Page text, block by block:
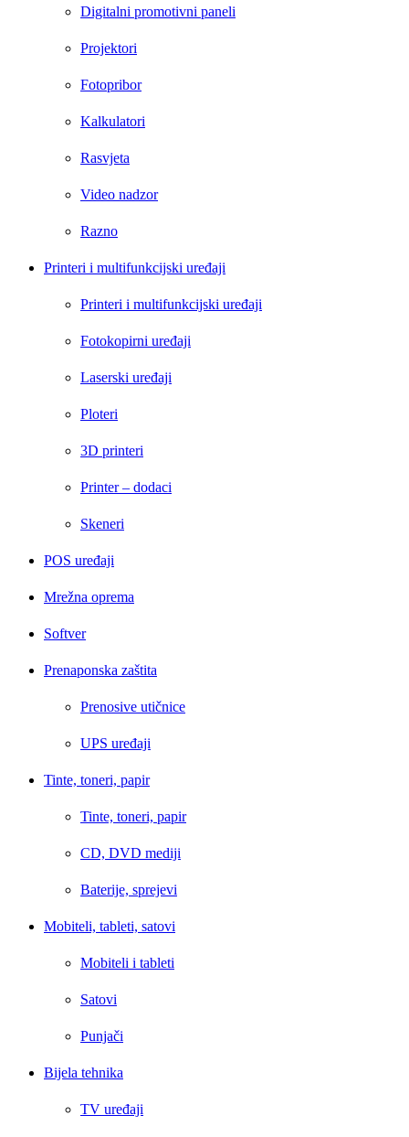
Digitalni promotivni paneli
Projektori
Fotopribor
Kalkulatori
Rasvjeta
Video nadzor
Razno
Printeri i multifunkcijski uređaji
Printeri i multifunkcijski uređaji
Fotokopirni uređaji
Laserski uređaji
Ploteri
3D printeri
Printer – dodaci
Skeneri
POS uređaji
Mrežna oprema
Softver
Prenaponska zaštita
Prenosive utičnice
UPS uređaji
Tinte, toneri, papir
Tinte, toneri, papir
CD, DVD mediji
Baterije, sprejevi
Mobiteli, tableti, satovi
Mobiteli i tableti
Satovi
Punjači
Bijela tehnika
TV uređaji